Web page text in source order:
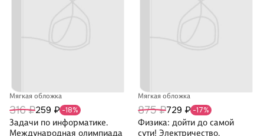
Мягкая обложка
316 ₽259 ₽ -18%
Задачи по информатике.
Международная олимпиада
Мягкая обложка
875 ₽729 ₽ -17%
Физика: дойти до самой
сути! Электричество.